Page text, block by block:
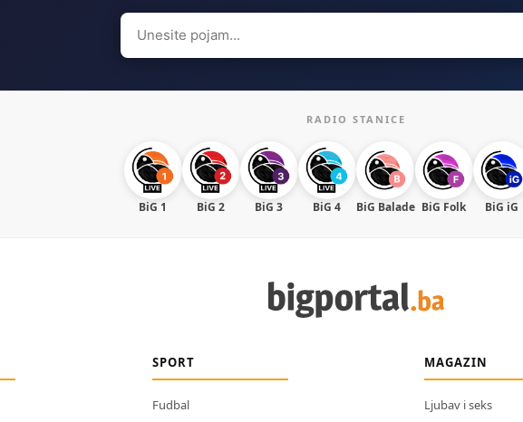
Search
for:
RADIO STANICE
BiG 1 BiG 2 BiG 3 BiG 4 BiG Balade BiG Folk BiG iG
SPORT
Fudbal
MAGAZIN
Ljubav i seks